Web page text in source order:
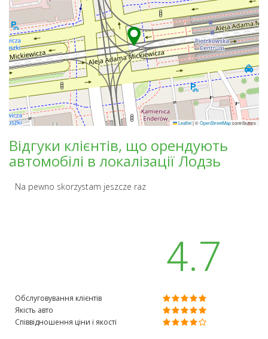
Leaflet|©OpenStreetMapcontributors
Відгуки клієнтів, що орендують
автомобілі в локалізації Лодзь
Na pewno skorzystam jeszcze raz
4.7
Обслуговування клієнтів
Якість авто
Співвідношення ціни і якості